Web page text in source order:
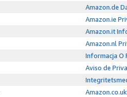
Amazon.de
Amazon.ie
Amazon.it
Amazon.nl
Informacja O
Aviso de